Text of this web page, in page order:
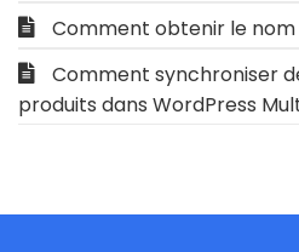
Comment obtenir le nom
Comment synchroniser
produits dans WordPress